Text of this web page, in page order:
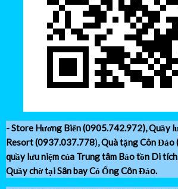
-Store Hương Biển (0905.742.972), Quầy
Resort (0937.037.778), Quà tặng Côn
quầy lưu niệm của Trung tâm Bảo tồn Di
Quầy chờ tại Sân bay Cỏ Ống Côn Đảo.